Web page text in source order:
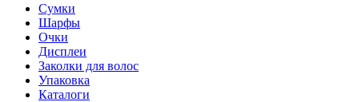
Сумки
Шарфы
Очки
Дисплеи
Заколки для волос
Упаковка
Каталоги